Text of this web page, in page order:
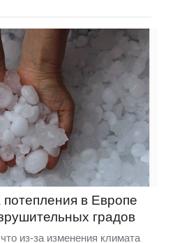
потепления в Европе
градов
из-за изменения климата